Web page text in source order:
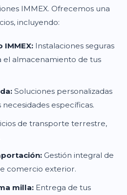
IMMEX. Ofrecemos una
incluyendo:
Instalaciones seguras
el almacenamiento de tus
Soluciones personalizadas
específicas.
de transporte terrestre,
Gestión integral de
comercio exterior.
milla: Entrega de tus